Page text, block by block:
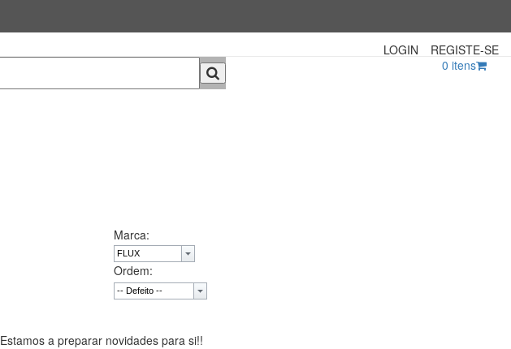
LOGIN
REGISTE-SE
0 itens
Marca:
Ordem:
Estamos a preparar novidades para si!!